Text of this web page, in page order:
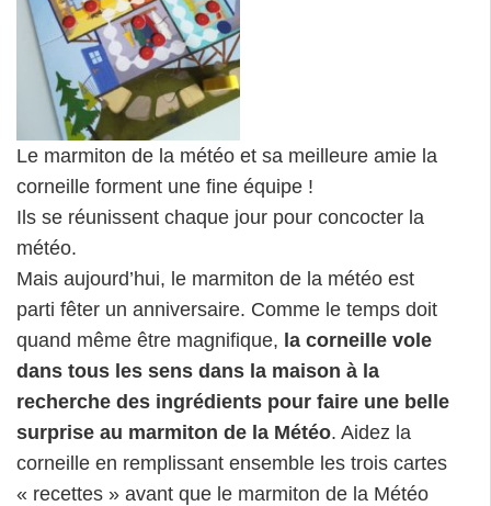
Le marmiton de la météo et sa meilleure amie la
corneille forment une fine équipe !
Ils se réunissent chaque jour pour concocter la
météo.
Mais aujourd’hui, le marmiton de la météo est
parti fêter un anniversaire. Comme le temps doit
quand même être magnifique, la corneille vole
dans tous les sens dans la maison à la
recherche des ingrédients pour faire une belle
surprise au marmiton de la Météo. Aidez la
corneille en remplissant ensemble les trois cartes
« recettes » avant que le marmiton de la Météo